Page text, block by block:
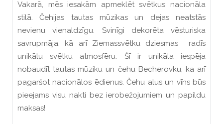
Vakarā, mēs iesakām apmeklēt svētkus nacionāla
stilā. Čehijas tautas mūzikas un dejas neatstās
nevienu vienaldzīgu. Svinīgi dekorēta vēsturiska
savrupmāja, kā arī Ziemassvētku dziesmas radīs
unikālu svētku atmosfēru. Šī ir unikāla iespēja
nobaudīt tautas mūziku un čehu Becherovku, ka arī
pagaršot nacionālos ēdienus. Čehu alus un vīns būs
pieejams visu nakti bez ierobežojumiem un papildu
maksas!